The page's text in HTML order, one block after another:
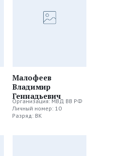
Малофеев
Владимир
Геннадьевич
Организация: МВД ВВ РФ
Личный номер: 10
Разряд: ВК